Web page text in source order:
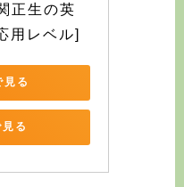
正生の英
用レベル]
る
る